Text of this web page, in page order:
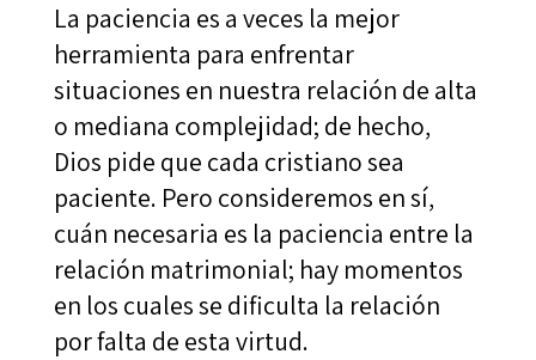
La paciencia es a veces la mejor
herramienta para enfrentar
situaciones en nuestra relación de alta
o mediana complejidad; de hecho,
Dios pide que cada cristiano sea
paciente. Pero consideremos en sí,
cuán necesaria es la paciencia entre la
relación matrimonial; hay momentos
en los cuales se dificulta la relación
por falta de esta virtud.